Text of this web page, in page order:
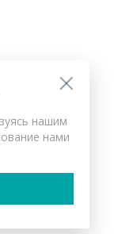
нашим
нами